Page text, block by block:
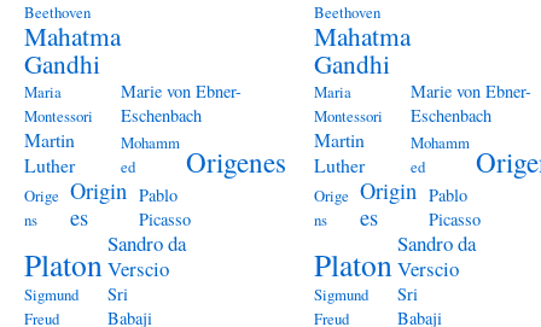
Beethoven
Mahatma
Gandhi
Maria
Montessori
Marie von Ebner-
Eschenbach
Martin
Luther
Mohamm
ed
Origenes
Orige
ns
Origin
es
Pablo
Picasso
Platon
Sandro da
Verscio
Sigmund
Freud
Sri
Babaji
Beethoven
Mahatma
Gandhi
Maria
Montessori
Marie von Ebner-
Eschenbach
Martin
Luther
Mohamm
ed
Orige
ns
Origin
es
Pablo
Picasso
Platon
Sandro da
Verscio
Sigmund
Freud
Sri
Babaji